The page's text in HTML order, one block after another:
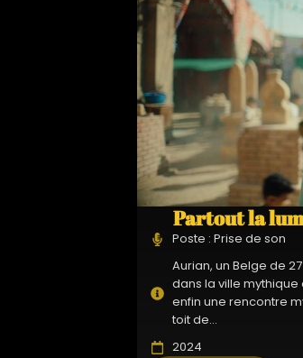
Partout la
Poste : Prise de son
Aurian, un Belge de
dans la ville mythique
enfin une rencontre
toit de...
2024